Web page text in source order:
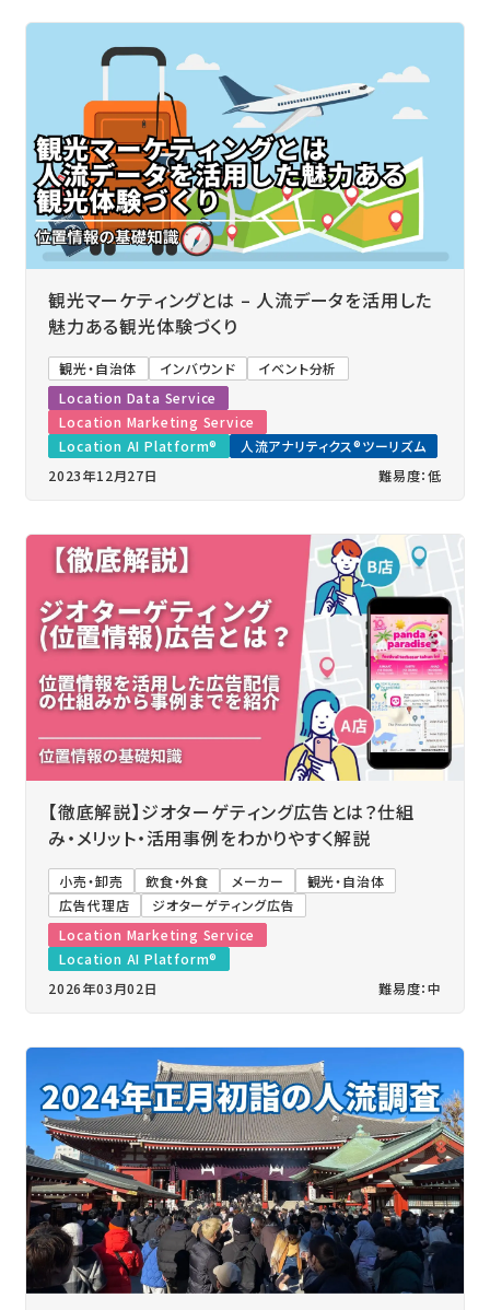
観光マーケティングとは – 人流データを活用した
魅力ある観光体験づくり
観光・自治体 インバウンド
イベント分析
Location Data Service
Location Marketing Service
Location AI Platform®
人流アナリティクス®ツーリズム
2023年12月27日
難易度：低
【徹底解説】ジオターゲティング広告とは？仕組
み・メリット・活用事例をわかりやすく解説
小売・卸売 飲食・外食 メーカー
観光・自治体
広告代理店
ジオターゲティング広告
Location Marketing Service
Location AI Platform®
2026年03月02日
難易度：中